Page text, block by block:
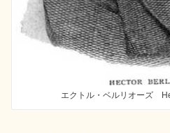
エクトル・ベルリオーズ